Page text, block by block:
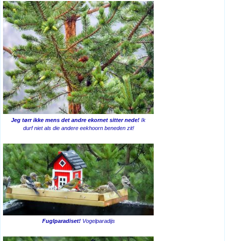
Jeg tørr ikke mens det andre ekornet sitter nede! Ik
durf niet als die andere eekhoorn beneden zit!
Fuglparadiset!Vogelparadijs